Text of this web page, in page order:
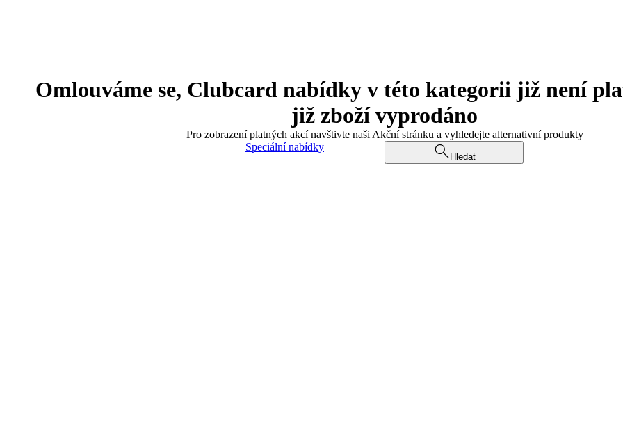
Omlouváme se, Clubcard nabídky v této kategorii již není
již zboží vyprodáno
Pro zobrazení platných akcí navštivte naši Akční stránku a vyhledejte alternativní produkty
Speciální nabídky
Hledat